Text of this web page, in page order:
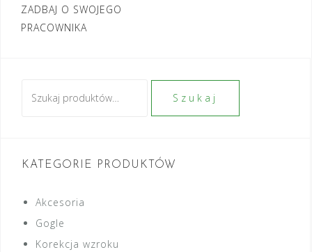
Nawigacja
wpisu
ZADBAJ O SWOJEGO
PRACOWNIKA
Szukaj
KATEGORIE PRODUKTÓW
Akcesoria
Gogle
Korekcja wzroku